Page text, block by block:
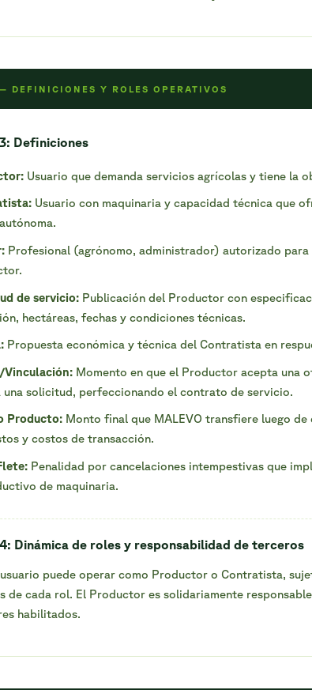
DEFINICIONES Y ROLES OPERATIVOS
Definiciones
Usuario que demanda servicios agrícolas y tiene la
Usuario con maquinaria y capacidad técnica que
Profesional (agrónomo, administrador) autorizado
de servicio: Publicación del Productor con
hectáreas, fechas y condiciones técnicas.
Propuesta económica y técnica del Contratista en
Vinculación: Momento en que el Productor acepta una
una solicitud, perfeccionando el contrato de servicio.
Producto: Monto final que MALEVO transfiere luego de
y costos de transacción.
Penalidad por cancelaciones intempestivas que
de maquinaria.
Dinámica de roles y responsabilidad de terceros
usuario puede operar como Productor o Contratista,
de cada rol. El Productor es solidariamente
habilitados.